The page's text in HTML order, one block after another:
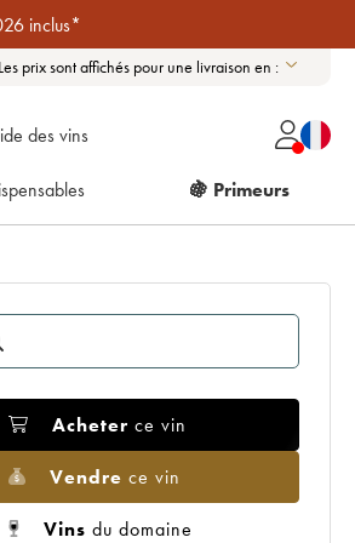
inclus*
Les prix sont affichés pour une livraison en :
des vins
🍇 Primeurs
Acheter ce vin
Vendre ce vin
Vins du domaine